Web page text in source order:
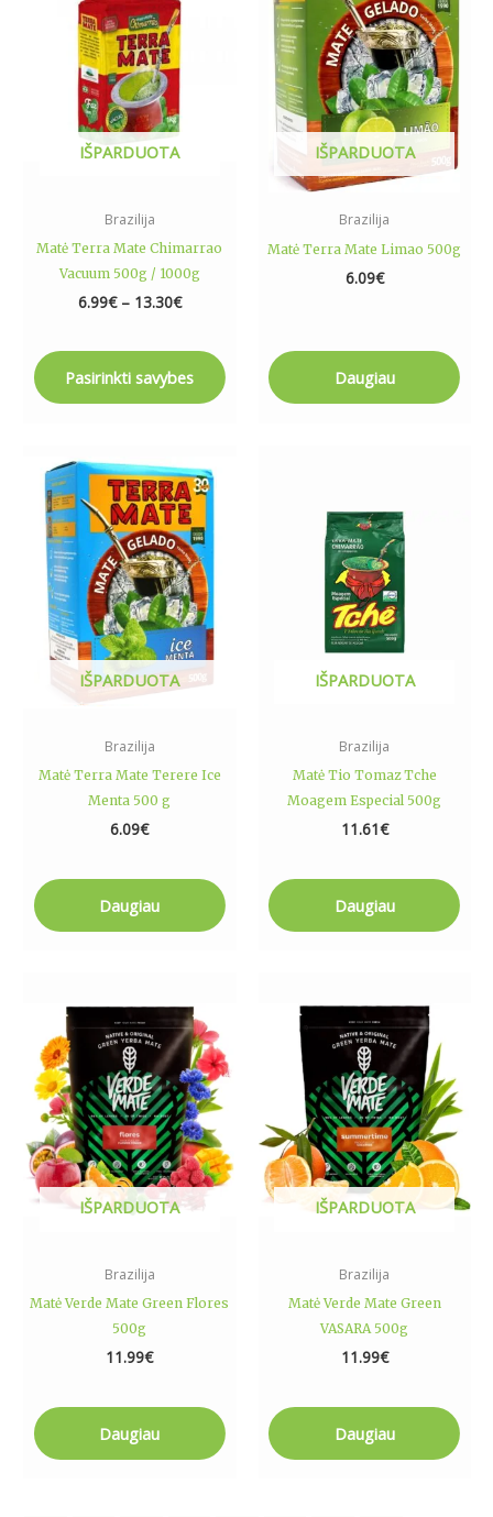
IŠPARDUOTA
Brazilija
Matė Terra Mate Chimarrao
Vacuum 500g / 1000g
6.99€ – 13.30€
Pasirinkti savybes
multiple
variants.
The
options
may
be
chosen
product
page
IŠPARDUOTA
Brazilija
Matė Terra Mate Limao 500g
6.09€
Daugiau
IŠPARDUOTA
Brazilija
Matė Terra Mate Terere Ice
Menta 500 g
6.09€
Daugiau
IŠPARDUOTA
Brazilija
Matė Tio Tomaz Tche
Moagem Especial 500g
11.61€
Daugiau
IŠPARDUOTA
Brazilija
Matė Verde Mate Green Flores
500g
11.99€
Daugiau
IŠPARDUOTA
Brazilija
Matė Verde Mate Green
VASARA 500g
11.99€
Daugiau